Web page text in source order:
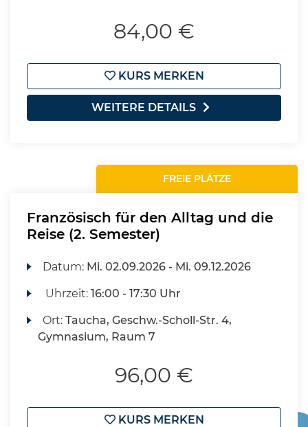
84,00 €
KURS MERKEN
WEITERE DETAILS
FREIE PLÄTZE
Französisch für den Alltag und die
Reise (2. Semester)
Datum: Mi. 02.09.2026 - Mi. 09.12.2026
Uhrzeit:16:00 - 17:30 Uhr
Ort:Taucha, Geschw.-Scholl-Str. 4,
Gymnasium, Raum 7
96,00 €
KURS MERKEN